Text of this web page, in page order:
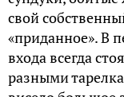
свой
«приданное». В
входа всегда
разными